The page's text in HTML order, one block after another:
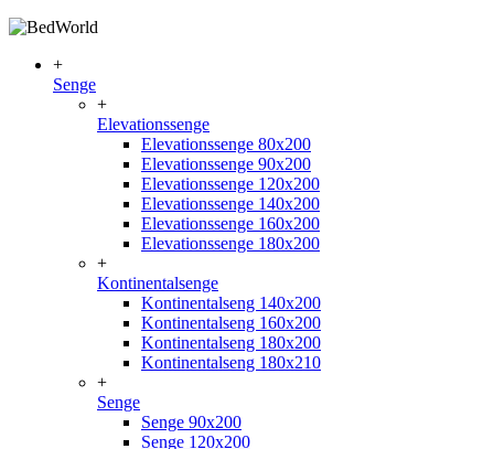
+
Senge
+
Elevationssenge
Elevationssenge 80x200
Elevationssenge 90x200
Elevationssenge 120x200
Elevationssenge 140x200
Elevationssenge 160x200
Elevationssenge 180x200
+
Kontinentalsenge
Kontinentalseng 140x200
Kontinentalseng 160x200
Kontinentalseng 180x200
Kontinentalseng 180x210
+
Senge
Senge 90x200
Senge 120x200